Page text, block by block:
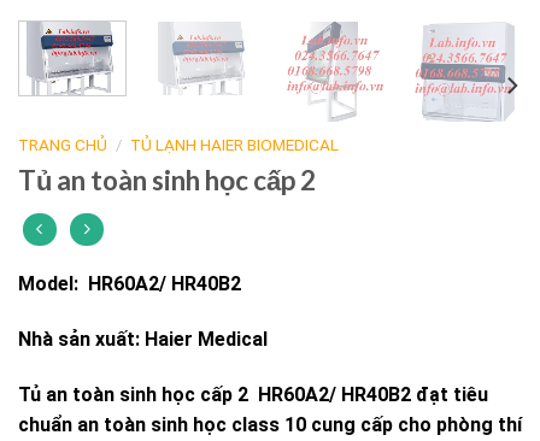
TRANG CHỦ / TỦ LẠNH HAIER BIOMEDICAL
Tủ an toàn sinh học cấp 2
Model: HR60A2/ HR40B2
Nhà sản xuất: Haier Medical
Tủ an toàn sinh học cấp 2 HR60A2/ HR40B2 đạt tiêu
chuẩn an toàn sinh học class 10 cung cấp cho phòng thí